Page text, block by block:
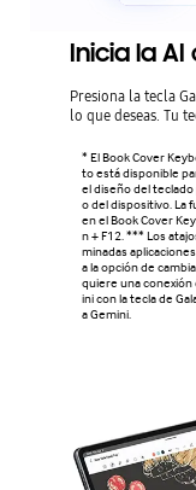
Inicia la
Presiona la tecla
lo que deseas. Tu
* El Book Cover
to está disponible
el diseño del
o del dispositivo. La
en el Book Cover
n + F12. *** Los
minadas
a la opción de
quiere una conexión
ini con la tecla de
a Gemini.